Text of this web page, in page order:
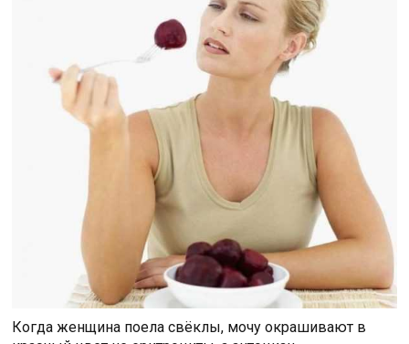
Когда женщина поела свёклы, мочу окрашивают в